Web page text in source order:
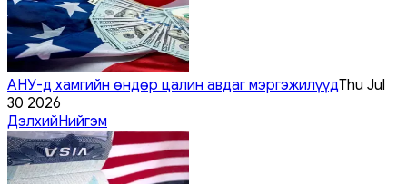
АНУ-д хамгийн өндөр цалин авдаг мэргэжилүүдThu Jul
30 2026
ДэлхийНийгэм